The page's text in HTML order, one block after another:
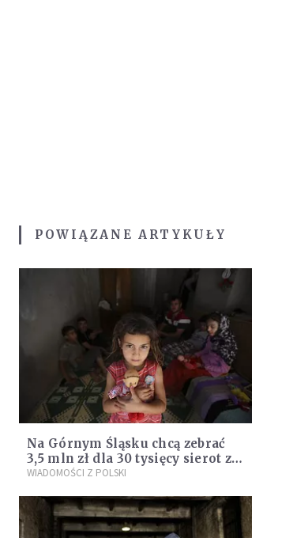
POWIĄZANE ARTYKUŁY
Na Górnym Śląsku chcą zebrać
3,5 mln zł dla 30 tysięcy sierot z
zrujnowanego Aleppo
WIADOMOŚCI Z POLSKI